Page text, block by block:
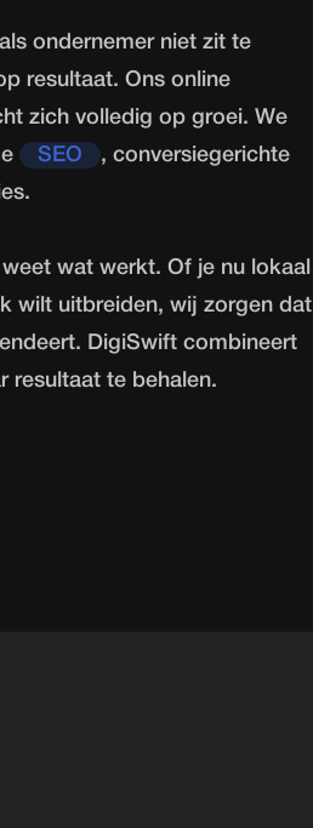
ondernemer niet zit te
resultaat. Ons online
zich volledig op groei. We
SEO
, conversiegerichte
wat werkt. Of je nu lokaal
wilt uitbreiden, wij zorgen dat
DigiSwift combineert
resultaat te behalen.